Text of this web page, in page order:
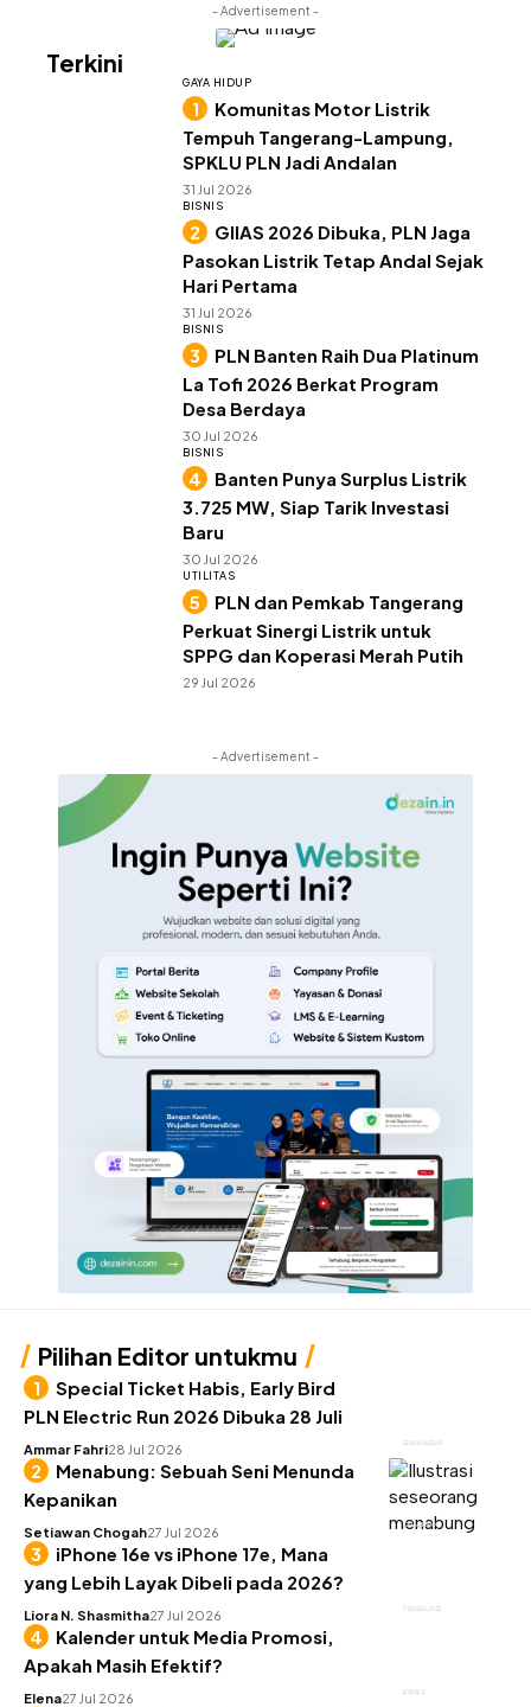
- Advertisement -
Terkini
GAYA HIDUP
Komunitas Motor Listrik
Tempuh Tangerang-Lampung,
SPKLU PLN Jadi Andalan
31 Jul 2026
BISNIS
GIIAS 2026 Dibuka, PLN Jaga
Pasokan Listrik Tetap Andal Sejak
Hari Pertama
31 Jul 2026
BISNIS
PLN Banten Raih Dua Platinum
La Tofi 2026 Berkat Program
Desa Berdaya
30 Jul 2026
BISNIS
Banten Punya Surplus Listrik
3.725 MW, Siap Tarik Investasi
Baru
30 Jul 2026
UTILITAS
PLN dan Pemkab Tangerang
Perkuat Sinergi Listrik untuk
SPPG dan Koperasi Merah Putih
29 Jul 2026
- Advertisement -
Pilihan Editor untukmu
GAYA HIDUP
Special Ticket Habis, Early Bird
PLN Electric Run 2026 Dibuka 28 Juli
Ammar Fahri28 Jul 2026
KEUANGAN
Menabung: Sebuah Seni Menunda
Kepanikan
Setiawan Chogah27 Jul 2026
TEKNOLOGI
iPhone 16e vs iPhone 17e, Mana
yang Lebih Layak Dibeli pada 2026?
Liora N. Shasmitha27 Jul 2026
BISNIS
Kalender untuk Media Promosi,
Apakah Masih Efektif?
Elena27 Jul 2026